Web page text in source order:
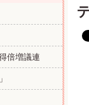
倍増議連